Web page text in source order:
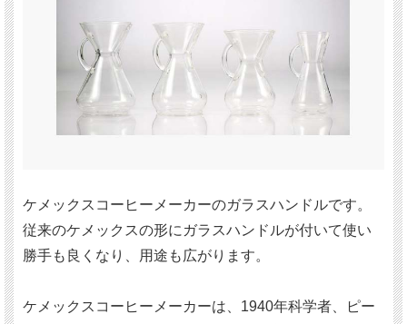
ケメックスコーヒーメーカーのガラスハンドルです。
従来のケメックスの形にガラスハンドルが付いて使い
勝手も良くなり、用途も広がります。
ケメックスコーヒーメーカーは、1940年科学者、ピー